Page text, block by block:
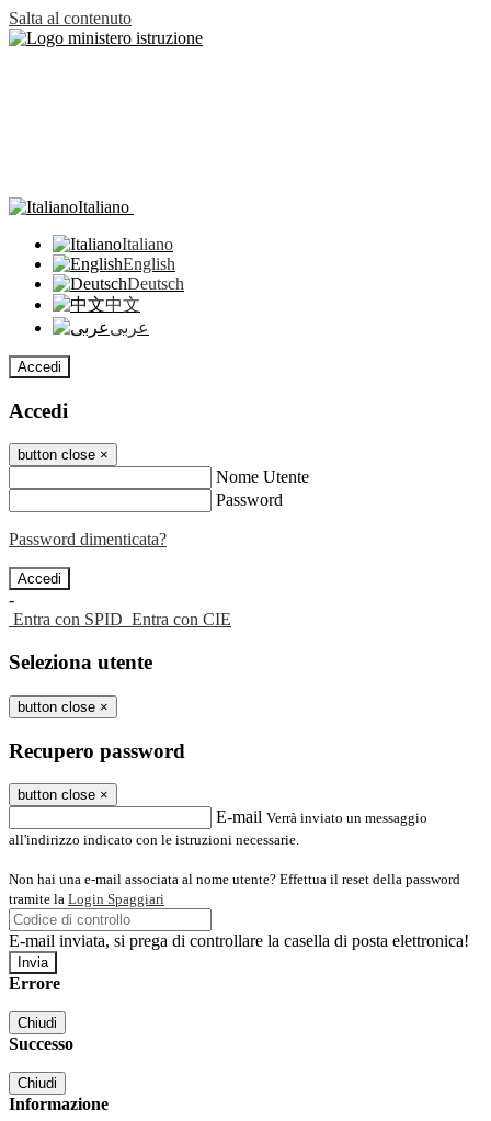
Salta al contenuto
Italiano
Italiano
English
Deutsch
中文
عربى
Accedi
Accedi
button close ×
Nome Utente
Password
Password dimenticata?
-
Entra con SPID Entra con CIE
Seleziona utente
button close ×
Recupero password
button close ×
E-mail Verrà inviato un messaggio
all'indirizzo indicato con le istruzioni necessarie.
Non hai una e-mail associata al nome utente? Effettua il reset della password
tramite la Login Spaggiari
E-mail inviata, si prega di controllare la casella di posta elettronica!
Errore
Chiudi
Successo
Chiudi
Informazione